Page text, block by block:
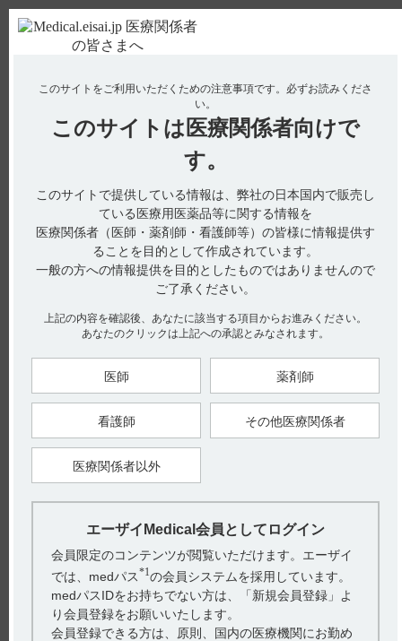
使用期限検索 Drug Information
No : 355
【フィコンパ錠・細粒】 飲み忘れた場合の対応
について教えてください。
【フィコンパ錠・細粒】
飲み忘れた場合の対応について教えてください。
くすりのしおりには、飲み忘れに関して以下の記載がありま
す。（引用1、2、3）
もし飲み忘れてしまった場合には、次の日の就寝前に服用して
ください。翌日からまた続けて就寝前に毎日服用してくださ
い。絶対に2回分を一度に飲んではいけません。
患者指導箋には、飲み忘れに関して以下の記載があります。
【引用】
1）フィコンパ錠2mgくすりのしおり 用法・用量（この薬の使
2）フィコンパ錠4mgくすりのしおり 用法・用量（この薬の使
3）フィコンパ細粒1%くすりのしおり 用法・用量（この薬の使
い方）
4）患者指導箋「フィコンパを服用する方とそのご家族へ」 服
用にあたってのその他のご注意 p7（DI-J-951）
【更新年月】
2024年10月
このサイトをご利用いただくための注意事項です。 必ずお読みくださ
い。
このサイトは 医療関係者向けで
す。
このサイトで提供している情報は、弊社の日本国内で販売し
ている医療用医薬品等に関する情報を
医療関係者（医師・薬剤師・看護師等）の皆様に情報提供す
ることを目的として作成されています。
一般の方への情報提供を目的としたものではありませんので
ご了承ください。
上記の内容を確認後、あなたに該当する項目からお進みください。
あなたのクリックは上記への承認とみなされます。
医師 薬剤師
看護師 その他医療関係者
医療関係者以外
エーザイMedical会員としてログイン
会員限定のコンテンツが閲覧いただけます。エーザイ
では、medパス*1の会員システムを採用しています。
medパスIDをお持ちでない方は、「新規会員登録」よ
り会員登録をお願いいたします。
会員登録できる方は、原則、国内の医療機関にお勤め